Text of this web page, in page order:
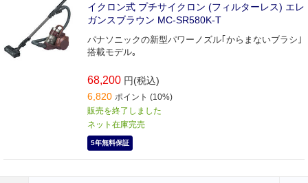
イクロン式 プチサイクロン (フィルターレス) エレ
ガンスブラウン MC-SR580K-T
パナソニックの新型パワーノズル｢からまないブラシ｣
搭載モデル｡
68,200 円(税込)
6,820 ポイント (10%)
販売を終了しました
ネット在庫完売
5年無料保証